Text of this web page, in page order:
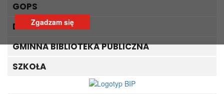
Zgadzam się
GOPS
DLA TURYSTY
GMINNA BIBLIOTEKA PUBLICZNA
SZKOŁA